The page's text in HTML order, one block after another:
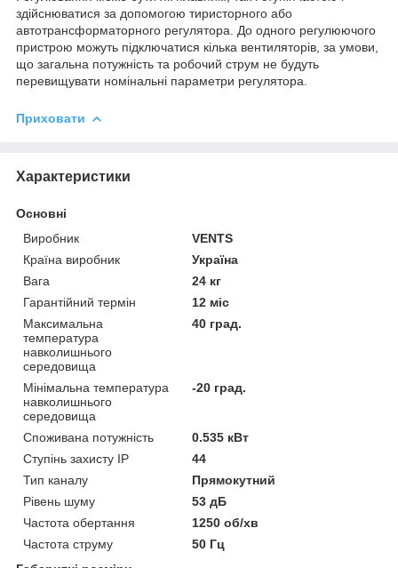
здійснюватися за допомогою тиристорного або
автотрансформаторного регулятора. До одного регулюючого
пристрою можуть підключатися кілька вентиляторів, за умови,
що загальна потужність та робочий струм не будуть
перевищувати номінальні параметри регулятора.
Приховати
Характеристики
Основні
Виробник
VENTS
Країна виробник
Україна
Вага
24 кг
Гарантійний термін
12 міс
Максимальна
температура
навколишнього
середовища
40 град.
Мінімальна температура
навколишнього
середовища
-20 град.
Споживана потужність
0.535 кВт
Ступінь захисту IP
44
Тип каналу
Прямокутний
Рівень шуму
53 дБ
Частота обертання
1250 об/хв
Частота струму
50 Гц